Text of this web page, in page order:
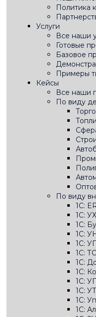
Политика
Услуги
Все наши
Готовые
Базовое
Примеры
Кейсы
Все наши
По виду
По виду
1C:
1С: УХ
1С:
1C:
1C:
1С:
1С:
1С:
1С:
1С: УТ
1С:
1С: